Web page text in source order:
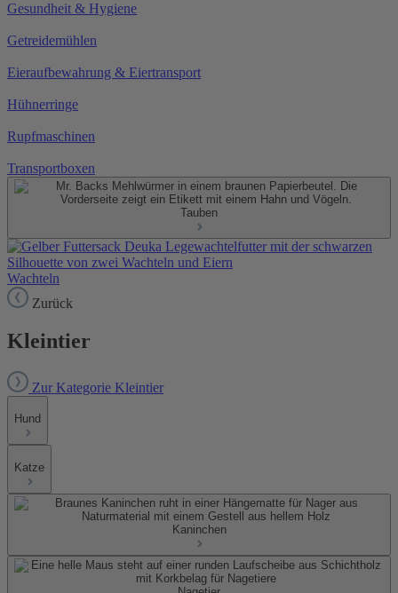
Gesundheit & Hygiene
Getreidemühlen
Eieraufbewahrung & Eiertransport
Hühnerringe
Rupfmaschinen
Transportboxen
Tauben
Wachteln
Zurück
Kleintier
Zur Kategorie Kleintier
Hund
Katze
Kaninchen